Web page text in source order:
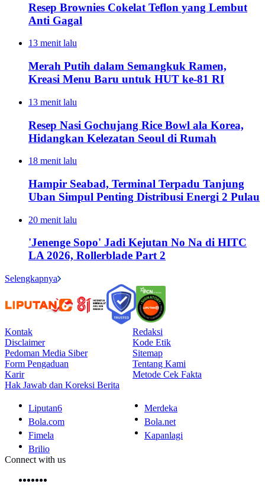
Resep Brownies Cokelat Teflon yang Lembut
Anti Gagal
13 menit lalu
Merah Putih dalam Semangkuk Ramen,
Kreasi Menu Baru untuk HUT ke-81 RI
13 menit lalu
Resep Nasi Gochujang Rice Bowl ala Korea,
Hidangkan Kelezatan Seoul di Rumah
18 menit lalu
Hampir Seabad, Terminal Terpadu Tanjung
Uban Simpul Penting Distribusi Energi 2 Pulau
20 menit lalu
'Jenenge Sopo' Jadi Kejutan No Na di HITC
LA 2026, Rollerblade Part 2
Selengkapnya
Kontak
Redaksi
Disclaimer
Kode Etik
Pedoman Media Siber
Sitemap
Form Pengaduan
Tentang Kami
Karir
Metode Cek Fakta
Hak Jawab dan Koreksi Berita
Liputan6
Merdeka
Bola.com
Bola.net
Fimela
Kapanlagi
Brilio
Connect with us